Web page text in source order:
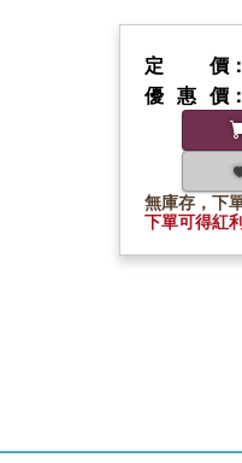
定價
優惠價 ：
無庫存，下
下單可得紅